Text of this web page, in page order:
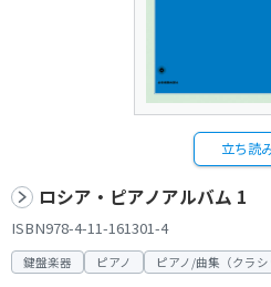
立ち読
ロシア・ピアノアルバム 1
ISBN978-4-11-161301-4
鍵盤楽器 ピアノ ピアノ/曲集（クラシ